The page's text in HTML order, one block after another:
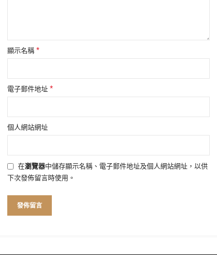
顯示名稱 *
電子郵件地址 *
個人網站網址
在瀏覽器中儲存顯示名稱、電子郵件地址及個人網站網址，以供
下次發佈留言時使用。